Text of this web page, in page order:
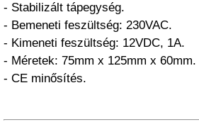
- Stabilizált tápegység.
- Bemeneti feszültség: 230VAC.
- Kimeneti feszültség: 12VDC, 1A.
- Méretek: 75mm x 125mm x 60mm.
- CE minősítés.